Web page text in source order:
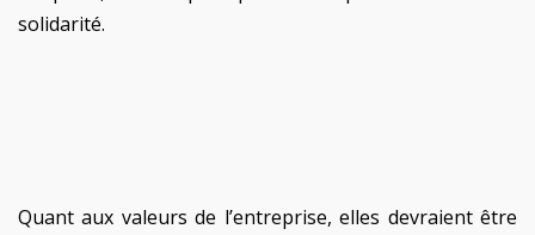
solidarité.
Quant aux valeurs de l’entreprise, elles devraient être